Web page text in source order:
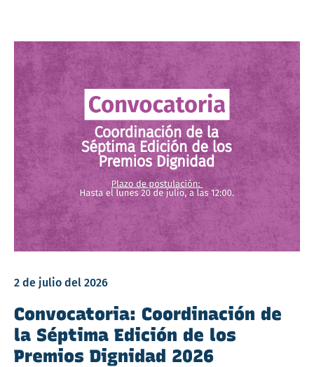
2 de julio del 2026
Convocatoria: Coordinación de
la Séptima Edición de los
Premios Dignidad 2026